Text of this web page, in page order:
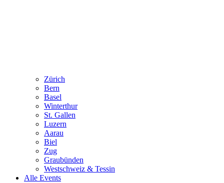
Zürich
Bern
Basel
Winterthur
St. Gallen
Luzern
Aarau
Biel
Zug
Graubünden
Westschweiz & Tessin
Alle Events